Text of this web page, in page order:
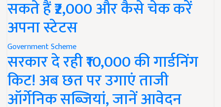
सकते हैं ₹2,000 और कैसे चेक करें
अपना स्टेटस
Government Scheme
सरकार दे रही ₹10,000 की गार्डनिंग
किट! अब छत पर उगाएं ताजी
ऑर्गेनिक सब्जियां, जानें आवेदन